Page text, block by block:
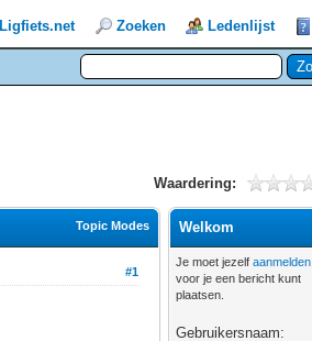
Ligfiets.net Zoeken Ledenlijst
Waardering:
Topic Modes
#1
Welkom
Je moet jezelfaanmelden
voor je een bericht kunt
plaatsen.
Gebruikersnaam: